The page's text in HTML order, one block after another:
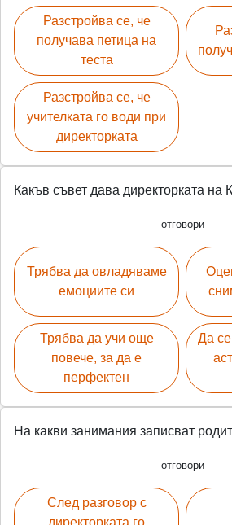
Разстройва се, че
получава петица на
теста
Разстройва се, че
учителката го води при
директорката
Какъв съвет дава директорката на
отговори
Трябва да овладяваме
емоциите си
Трябва да учи още
повече, за да е
перфектен
Да
На какви занимания записват
отговори
След разговор с
директорката го